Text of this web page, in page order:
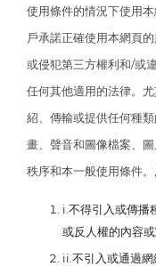
使用條件的情況下使用
戶承諾正確使用本網頁
或侵犯第三方權利和/或
任何其他適用的法律。
紹、傳輸或提供任何種
畫、聲音和圖像檔案、
秩序和本一般使用條件
i.不得引入或傳播
或反人權的內容或
ii.不引入或通過網